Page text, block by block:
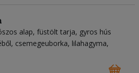
alap füstölt tarja gyros hús
csemegeuborka lilahagyma